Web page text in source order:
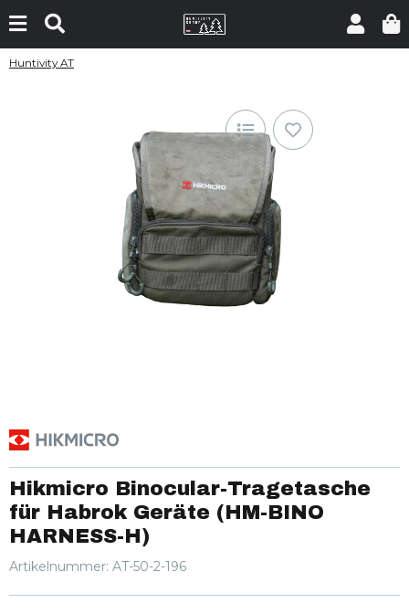
Huntivity AT
Hikmicro Binocular-Tragetasche
für Habrok Geräte (HM-BINO
HARNESS-H)
Artikelnummer: AT-50-2-196